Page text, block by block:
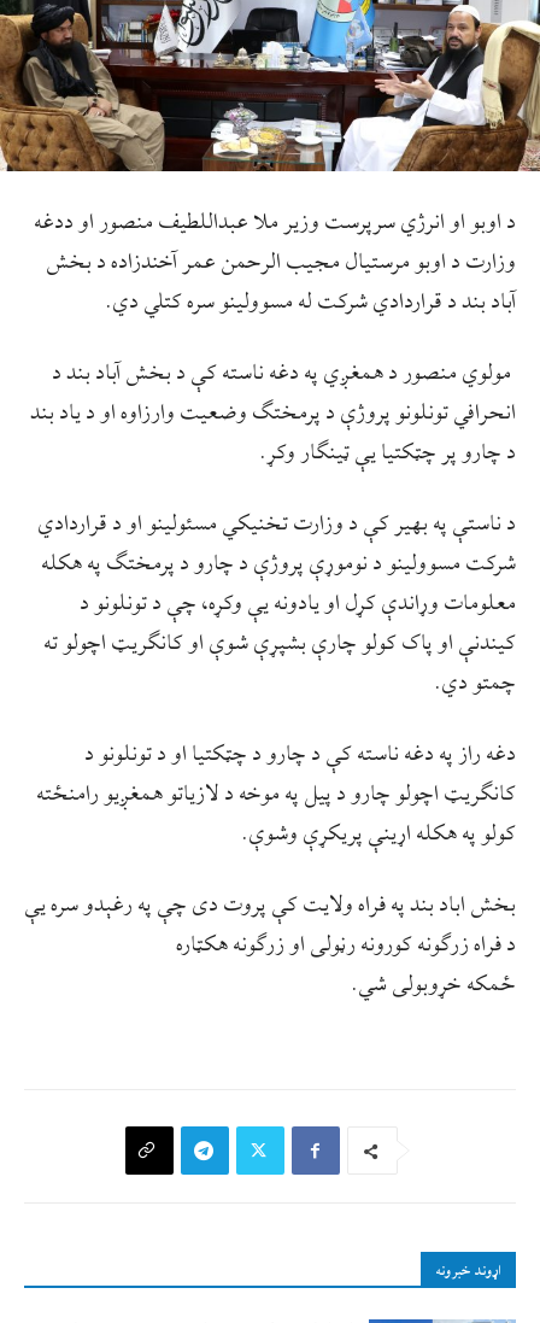
د اوبو او انرژي سرپرست وزیر ملا عبداللطیف منصور او ددغه
وزارت د اوبو مرستیال مجیب الرحمن عمر آخندزاده د بخش
آباد بند د قراردادي شرکت له مسوولینو سره کتلي دي.
مولوي منصور د همغږي په دغه ناسته کې د بخش آباد بند د
انحرافي تونلونو پروژې د پرمختګ وضعیت وارزاوه او د یاد بند
د چارو پر چټکتیا یې ټینګار وکړ.
د ناستې په بهیر کې د وزارت تخنیکي مسئولینو او د قراردادي
شرکت مسوولینو د نوموړې پروژې د چارو د پرمختګ په هکله
معلومات وړاندې کړل او یادونه یې وکړه، چې د تونلونو د
کیندنې او پاک کولو چارې بشپړې شوې او کانګریټ اچولو ته
چمتو دي.
دغه راز په دغه ناسته کې د چارو د چټکتیا او د تونلونو د
کانګریټ اچولو چارو د پیل په موخه د لازیاتو همغږیو رامنځته
کولو په هکله اړینې پریکړې وشوې.
بخش اباد بند په فراه ولایت کې پروت دی چې په رغېدو سره یې
د فراه زرګونه کورونه رڼولی او زرګونه هکټاره
ځمکه خړوبولی شي.
اړوند خبرونه